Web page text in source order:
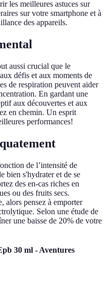
les meilleures astuces sur
sur votre smartphone et à
des appareils.
aussi crucial que le
défis et aux moments de
de respiration peuvent aider
En gardant une
aux découvertes et aux
en chemin. Un esprit
performances!
de l’intensité de
bien s'hydrater et de se
des en-cas riches en
ou des fruits secs.
alors pensez à emporter
Selon une étude de
une baisse de 20% de votre
30 ml - Aventures